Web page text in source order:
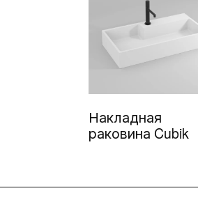
Накладная
раковина Cubik